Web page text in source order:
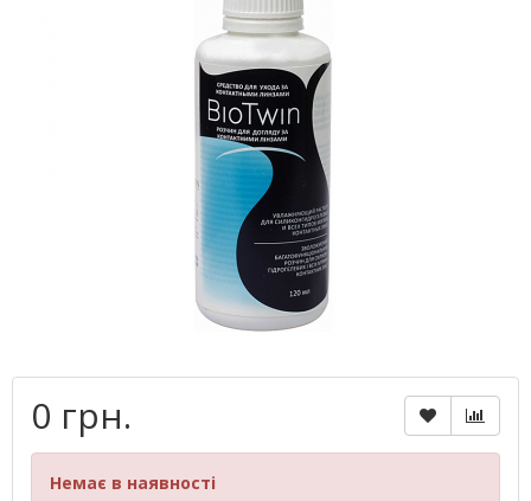
0 грн.
Немає в наявності